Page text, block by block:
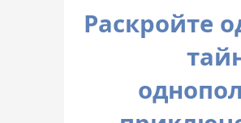
Раскройте